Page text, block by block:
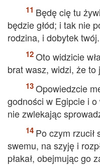
Będę cię tu
będzie głód; i tak nie
rodzina, i dobytek twój.
Oto widzicie
brat wasz, widzi, że
Opowiedzcie
godności w Egipcie i
nie zwlekając
Po czym rzucił
swemu, na szyję i
płakał, obejmując go